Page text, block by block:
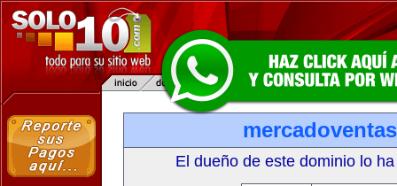
El dueño de este dominio lo